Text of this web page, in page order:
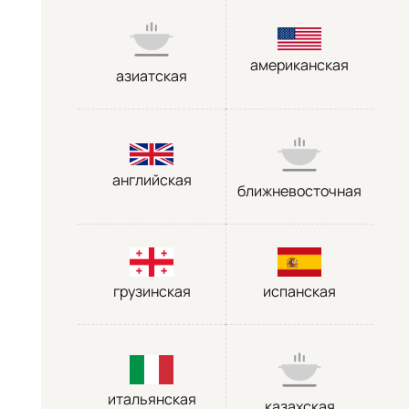
азиатская
американская
английская
ближневосточная
грузинская испанская
итальянская